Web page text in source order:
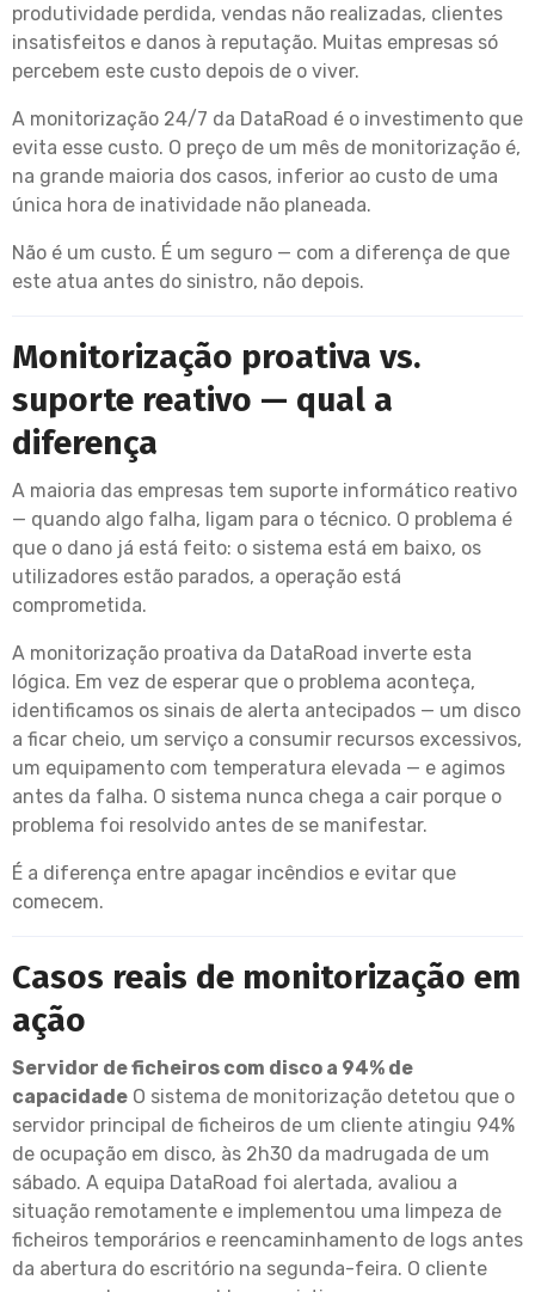
produtividade perdida, vendas não realizadas, clientes
insatisfeitos e danos à reputação. Muitas empresas só
percebem este custo depois de o viver.
A monitorização 24/7 da DataRoad é o investimento que
evita esse custo. O preço de um mês de monitorização é,
na grande maioria dos casos, inferior ao custo de uma
única hora de inatividade não planeada.
Não é um custo. É um seguro — com a diferença de que
este atua antes do sinistro, não depois.
Monitorização proativa vs.
suporte reativo — qual a
diferença
A maioria das empresas tem suporte informático reativo
— quando algo falha, ligam para o técnico. O problema é
que o dano já está feito: o sistema está em baixo, os
utilizadores estão parados, a operação está
comprometida.
A monitorização proativa da DataRoad inverte esta
lógica. Em vez de esperar que o problema aconteça,
identificamos os sinais de alerta antecipados — um disco
a ficar cheio, um serviço a consumir recursos excessivos,
um equipamento com temperatura elevada — e agimos
antes da falha. O sistema nunca chega a cair porque o
problema foi resolvido antes de se manifestar.
É a diferença entre apagar incêndios e evitar que
comecem.
Casos reais de monitorização em
ação
Servidor de ficheiros com disco a 94% de
capacidade O sistema de monitorização detetou que o
servidor principal de ficheiros de um cliente atingiu 94%
de ocupação em disco, às 2h30 da madrugada de um
sábado. A equipa DataRoad foi alertada, avaliou a
situação remotamente e implementou uma limpeza de
ficheiros temporários e reencaminhamento de logs antes
da abertura do escritório na segunda-feira. O cliente